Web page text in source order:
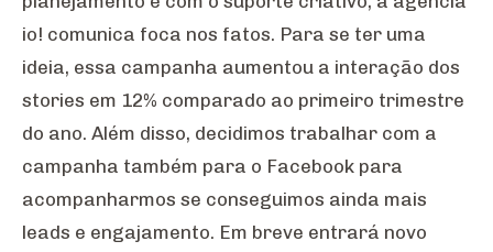
io! comunica foca nos fatos. Para se ter uma
ideia, essa campanha aumentou a interação dos
stories em 12% comparado ao primeiro trimestre
do ano. Além disso, decidimos trabalhar com a
campanha também para o Facebook para
acompanharmos se conseguimos ainda mais
leads e engajamento. Em breve entrará novo